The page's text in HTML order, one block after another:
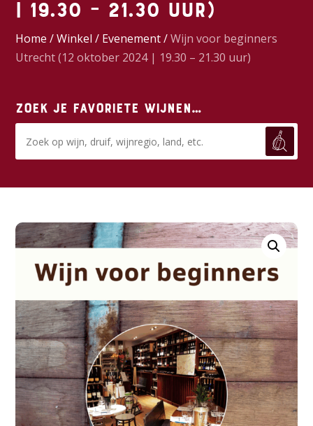
| 19.30 – 21.30 uur)
Home /Winkel / Evenement/Wijn voor beginners
Utrecht (12 oktober 2024 | 19.30 – 21.30 uur)
Zoek je favoriete wijnen…